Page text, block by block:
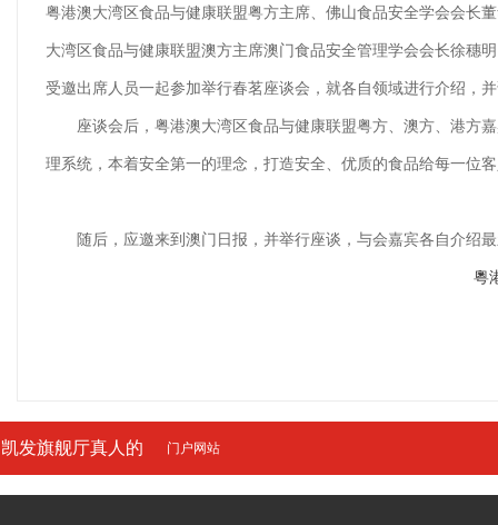
粤港澳大湾区食品与健康联盟粤方主席、佛山食品安全学会会长
大湾区食品与健康联盟澳方主席澳门食品安全管理学会会长徐穗
受邀出席人员一起参加举行春茗座谈会，就各自领域进行介绍，
座谈会后， 粤港澳大湾区食品与健康联盟粤方、澳方、港方
理系统，本着安全第一的理念，打造安全、优质的食品给每一位
随后，应邀来到澳门日报，并举行座谈，与会嘉宾各自介绍
粵
凯发旗舰厅真人的
友情链接
门户网站